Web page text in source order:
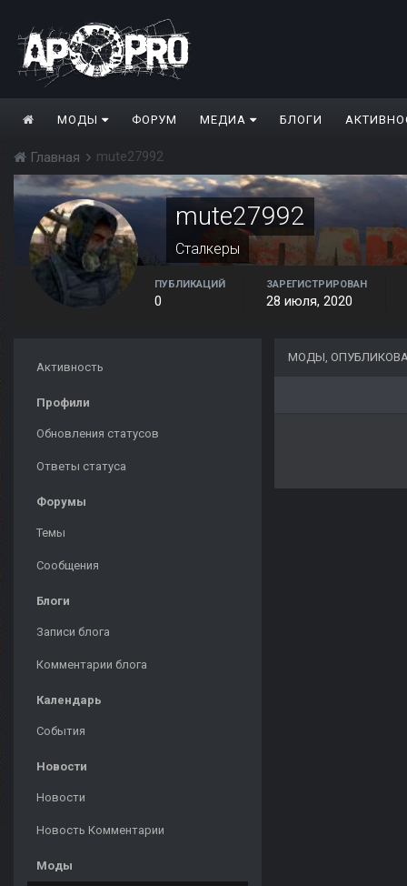
МОДЫ ФОРУМ МЕДИА БЛОГИ
Главная mute27992
mute27992
Сталкеры
ПУБЛИКАЦИЙ
0
ЗАРЕГИСТРИРОВАН
28 июля, 2020
Активность
Профили
Обновления статусов
Ответы статуса
Форумы
Темы
Сообщения
Блоги
Записи блога
Комментарии блога
Календарь
События
Новости
Новости
Новость Комментарии
Моды
МОДЫ,